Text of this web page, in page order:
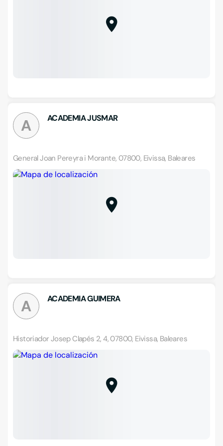
A ACADEMIA JUSMAR
General Joan Pereyra i Morante, 07800, Eivissa, Baleares
A ACADEMIA GUIMERA
Historiador Josep Clapés 2, 4, 07800, Eivissa, Baleares